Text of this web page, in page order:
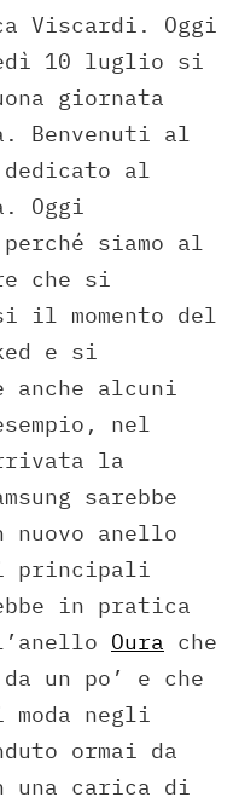
Viscardi. Oggi
10 luglio si
giornata
Benvenuti al
al
Oggi
siamo al
che si
il momento del
e si
anche alcuni
nel
la
sarebbe
nuovo anello
i principali
in pratica
Oura che
un po’ e che
negli
ormai da
una carica di